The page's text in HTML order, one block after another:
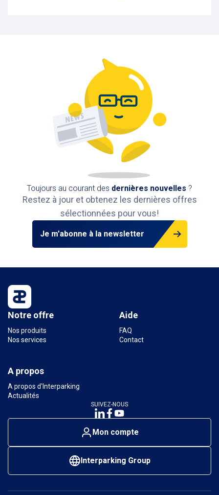
Van Immerseelstraat 2, 2018 Anvers,
Disponible
Toujours au courant des dernières nouvelles ?
Restez à jour et obtenez les dernières offres
sélectionnées pour vous!
Je m'abonne à la newsletter
Notre offre
Nos produits
Nos services
Aide
FAQ
Contact
A propos
A propos d'Interparking
Actualités
SUIVEZ-NOUS
Mon compte
Interparking Group